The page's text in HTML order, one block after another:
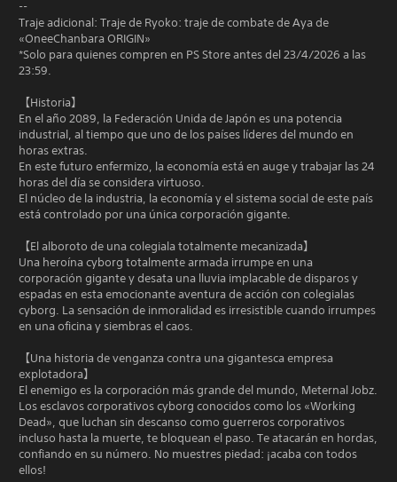
--
Traje adicional: Traje de Ryoko: traje de combate de Aya de
«OneeChanbara ORIGIN»
*Solo para quienes compren en PS Store antes del 23/4/2026 a las
23:59.
【Historia】
En el año 2089, la Federación Unida de Japón es una potencia
industrial, al tiempo que uno de los países líderes del mundo en
horas extras.
En este futuro enfermizo, la economía está en auge y trabajar las 24
horas del día se considera virtuoso.
El núcleo de la industria, la economía y el sistema social de este país
está controlado por una única corporación gigante.
【El alboroto de una colegiala totalmente mecanizada】
Una heroína cyborg totalmente armada irrumpe en una
corporación gigante y desata una lluvia implacable de disparos y
espadas en esta emocionante aventura de acción con colegialas
cyborg. La sensación de inmoralidad es irresistible cuando irrumpes
en una oficina y siembras el caos.
【Una historia de venganza contra una gigantesca empresa
explotadora】
El enemigo es la corporación más grande del mundo, Meternal Jobz.
Los esclavos corporativos cyborg conocidos como los «Working
Dead», que luchan sin descanso como guerreros corporativos
incluso hasta la muerte, te bloquean el paso. Te atacarán en hordas,
confiando en su número. No muestres piedad: ¡acaba con todos
ellos!